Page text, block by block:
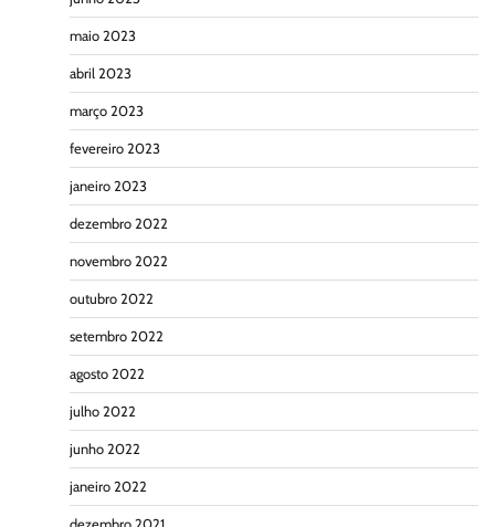
maio 2023
abril 2023
março 2023
fevereiro 2023
janeiro 2023
dezembro 2022
novembro 2022
outubro 2022
setembro 2022
agosto 2022
julho 2022
junho 2022
janeiro 2022